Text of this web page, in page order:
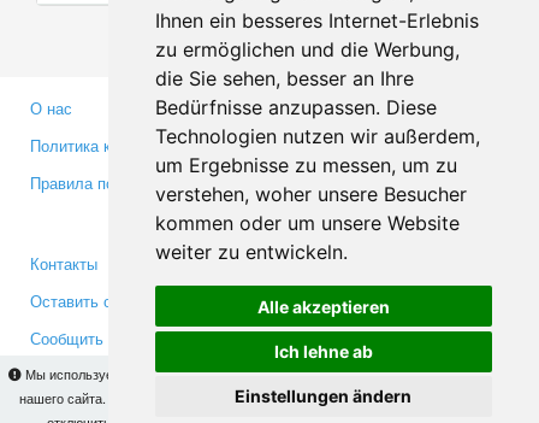
Ihnen ein besseres Internet-Erlebnis
zu ermöglichen und die Werbung,
die Sie sehen, besser an Ihre
Bedürfnisse anzupassen. Diese
Technologien nutzen wir außerdem,
um Ergebnisse zu messen, um zu
verstehen, woher unsere Besucher
kommen oder um unsere Website
weiter zu entwickeln.
Alle akzeptieren
Ich lehne ab
Einstellungen ändern
Мы используем cookies для того, чтобы Вы могли использовать весь функционал
нашего сайта. На
Вы сможете узнать подробности и, при желании,
О нас
Политика конфиденциальности
Правила пользования
Партнерам
Инвесторам
Медиа
Контакты
Оставить отзыв
Сообщить об ошибке
Facebook
Twitter
YouTube
Google+